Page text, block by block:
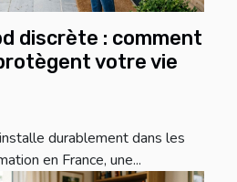
discrète : comment
votre vie
durablement dans les
en France, une...